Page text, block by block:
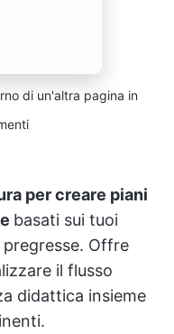
di un'altra pagina in
per creare piani
basati sui tuoi
Offre
il flusso
didattica insieme